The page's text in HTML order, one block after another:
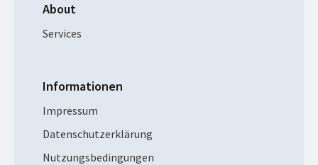
About
Services
Informationen
Impressum
Datenschutzerklärung
Nutzungsbedingungen